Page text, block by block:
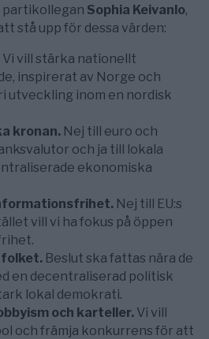
partikollegan Sophia Keivanlo,
stå upp för dessa värden:
Vi vill stärka nationellt
inspirerat av Norge och
utveckling inom en nordisk
kronan. Nej till euro och
och ja till lokala
ekonomiska
Nej till EU:s
vill vi ha fokus på öppen
folket. Beslut ska fattas nära de
en decentraliserad politisk
lokal demokrati.
och karteller. Vi vill
och främja konkurrens för att